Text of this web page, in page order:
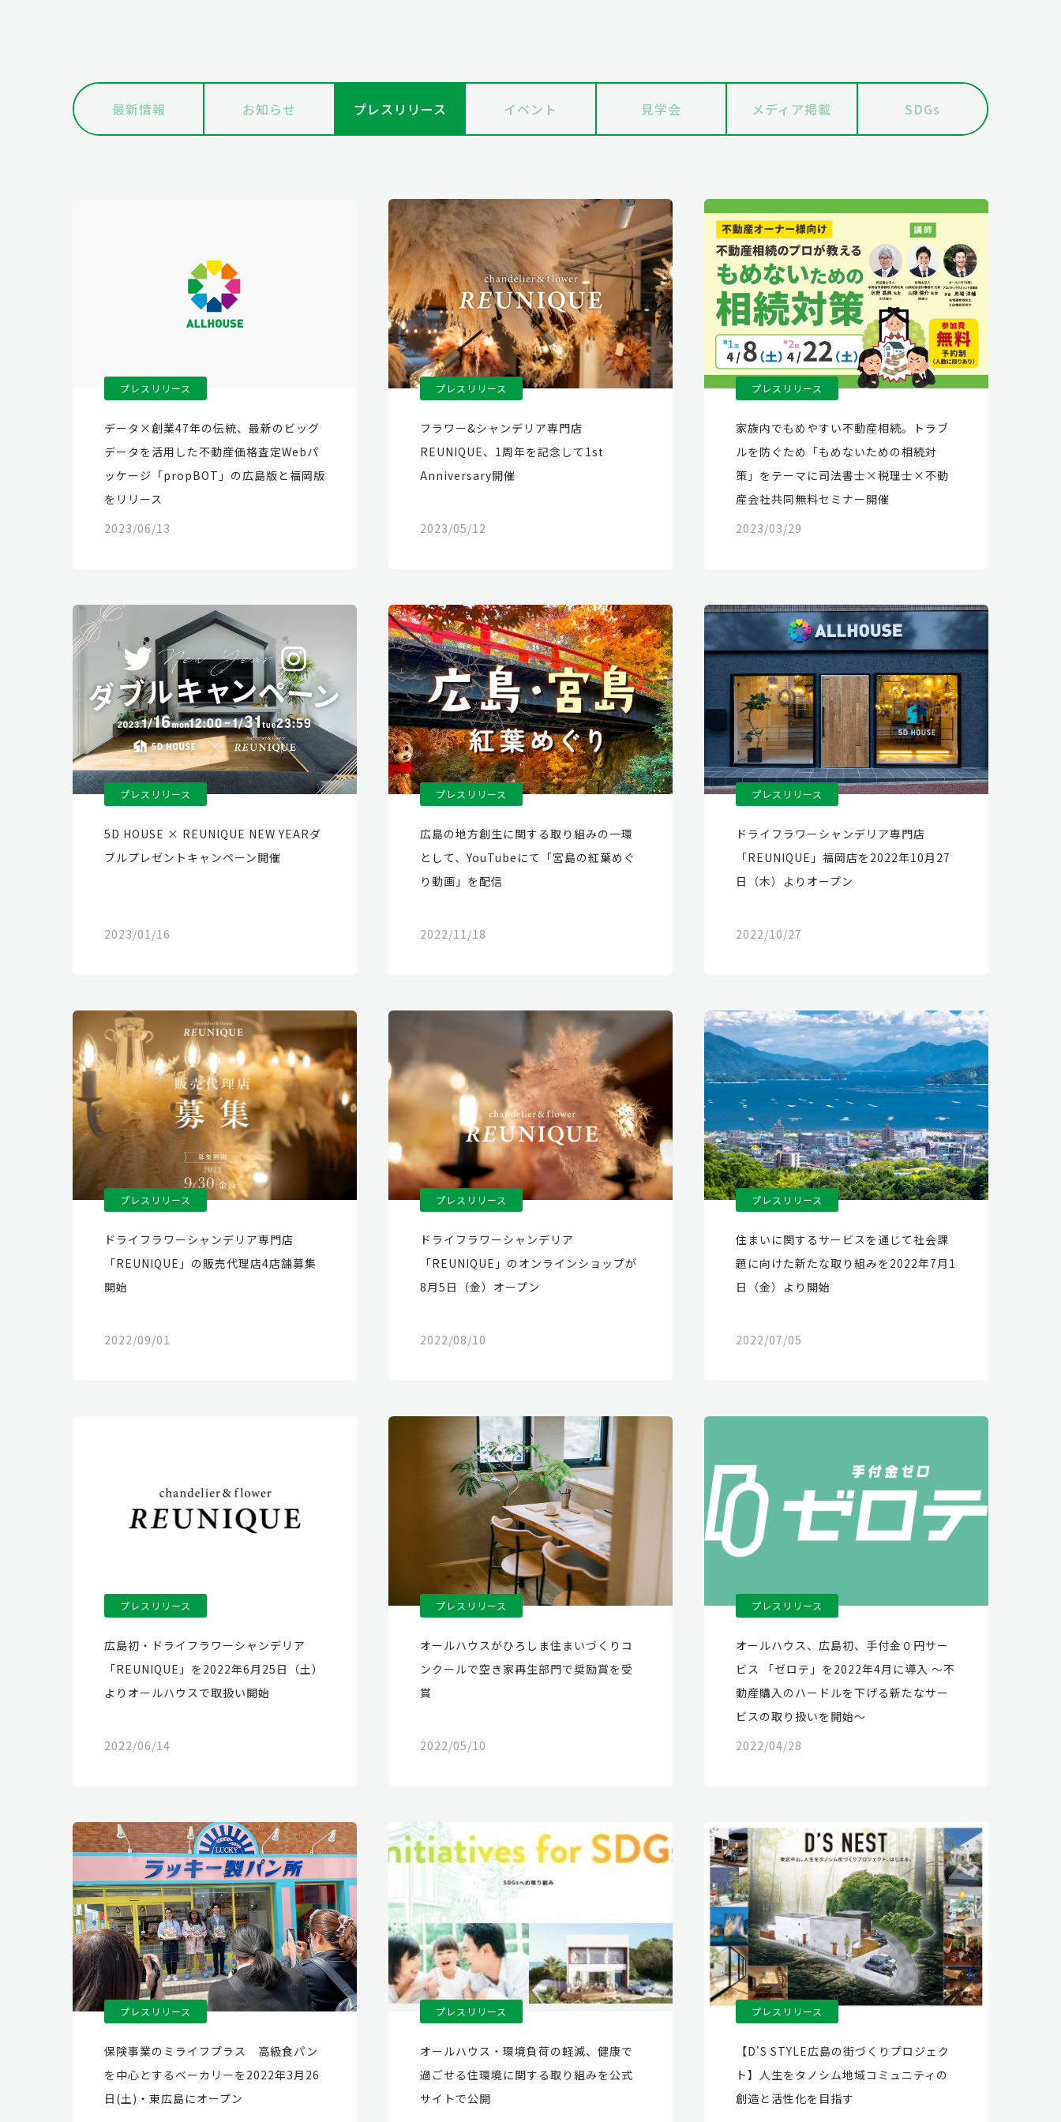
最新情報 お知らせ プレスリリース イベント 見学会 メディア掲載 SDGs
プレスリリース
データ×創業47年の伝統、最新のビッグ
データを活用した不動産価格査定Webパ
ッケージ「propBOT」の広島版と福岡版
をリリース
2023/06/13
プレスリリース
フラワー&シャンデリア専門店
REUNIQUE、1周年を記念して1st
Anniversary開催
2023/05/12
プレスリリース
家族内でもめやすい不動産相続。トラブ
ルを防ぐため「もめないための相続対
策」をテーマに司法書士×税理士×不動
産会社共同無料セミナー開催
2023/03/29
プレスリリース
5D HOUSE × REUNIQUE NEW YEARダ
ブルプレゼントキャンペーン開催
2023/01/16
プレスリリース
広島の地方創生に関する取り組みの一環
として、YouTubeにて「宮島の紅葉めぐ
り動画」を配信
2022/11/18
プレスリリース
ドライフラワーシャンデリア専門店
「REUNIQUE」福岡店を2022年10月27
日（木）よりオープン
2022/10/27
プレスリリース
ドライフラワーシャンデリア専門店
「REUNIQUE」の販売代理店4店舗募集
開始
2022/09/01
プレスリリース
ドライフラワーシャンデリア
「REUNIQUE」のオンラインショップが
8月5日（金）オープン
2022/08/10
プレスリリース
住まいに関するサービスを通じて社会課
題に向けた新たな取り組みを2022年7月1
日（金）より開始
2022/07/05
プレスリリース
広島初・ドライフラワーシャンデリア
「REUNIQUE」を2022年6月25日（土）
よりオールハウスで取扱い開始
2022/06/14
プレスリリース
オールハウスがひろしま住まいづくりコ
ンクールで空き家再生部門で奨励賞を受
賞
2022/05/10
プレスリリース
オールハウス、広島初、手付金０円サー
ビス 「ゼロテ」を2022年4月に導入 ～不
動産購入のハードルを下げる新たなサー
ビスの取り扱いを開始～
2022/04/28
プレスリリース
保険事業のミライフプラス 高級食パン
を中心とするベーカリーを2022年3月26
日(土)・東広島にオープン
プレスリリース
オールハウス・環境負荷の軽減、健康で
過ごせる住環境に関する取り組みを公式
サイトで公開
プレスリリース
【D'S STYLE広島の街づくりプロジェク
ト】人生をタノシム地域コミュニティの
創造と活性化を目指す